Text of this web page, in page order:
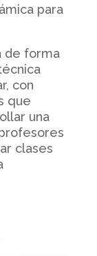
para
de forma
con
que
una
clases